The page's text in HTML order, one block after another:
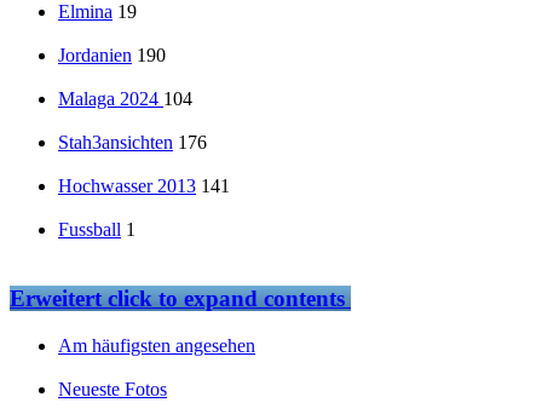
Elmina 19
Jordanien 190
Malaga 2024 104
Stah3ansichten 176
Hochwasser 2013 141
Fussball 1
Erweitertclick to expand contents
Am häufigsten angesehen
Neueste Fotos